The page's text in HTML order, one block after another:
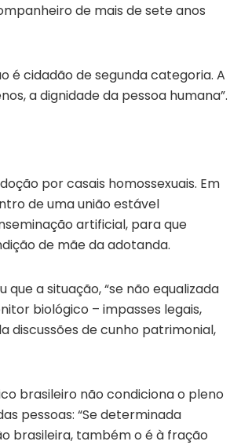
de mais de sete anos
é cidadão de segunda categoria. A
a dignidade da pessoa humana”.
por casais homossexuais. Em
de uma união estável
artificial, para que
de mãe da adotanda.
a situação, “se não equalizada
biológico – impasses legais,
discussões de cunho patrimonial,
brasileiro não condiciona o pleno
pessoas: “Se determinada
brasileira, também o é à fração